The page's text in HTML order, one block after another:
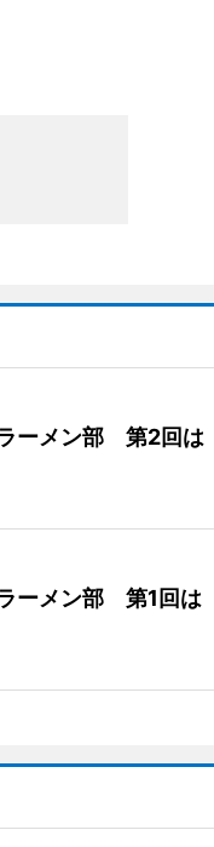
ーメン部 第2回は
ーメン部 第1回は